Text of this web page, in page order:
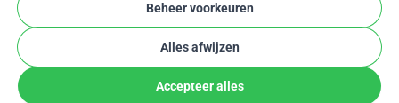
WhyDonatePrivacy en cookies
Algemene voorwaarden
Cookie-instellingen
stripe check Geverifieerde Partner
Beheer voorkeuren
Alles afwijzen
Accepteer alles